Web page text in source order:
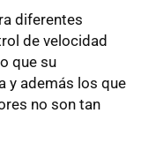
diferentes
de velocidad
que su
y además los que
no son tan